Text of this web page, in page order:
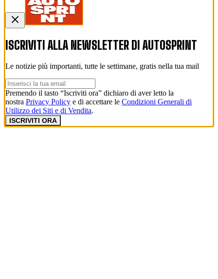
ISCRIVITI ALLA NEWSLETTER DI AUTOSPRINT
Le notizie più importanti, tutte le settimane, gratis nella tua mail
Premendo il tasto “Iscriviti ora” dichiaro di aver letto la
nostra Privacy Policy e di accettare le Condizioni Generali di
Utilizzo dei Siti e di Vendita.
ISCRIVITI ORA